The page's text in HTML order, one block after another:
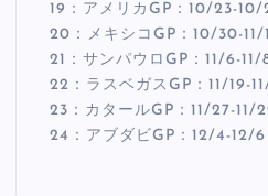
19：アメリカGP：10/23-10/
20：メキシコGP：10/30-11/1
21：サンパウロGP：11/6-11/
22：ラスベガスGP：11/19-
23：カタールGP：11/27-11/
24：アブダビGP：12/4-12/6